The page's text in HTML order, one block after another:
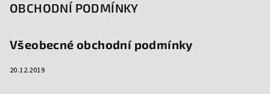
OBCHODNÍ PODMÍNKY
Všeobecné obchodní podmínky
20.12.2019